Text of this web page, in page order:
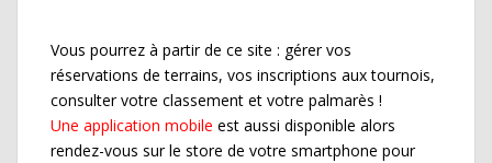
Vous pourrez à partir de ce site : gérer vos
réservations de terrains, vos inscriptions aux tournois,
consulter votre classement et votre palmarès !
Une application mobile est aussi disponible alors
rendez-vous sur le store de votre smartphone pour